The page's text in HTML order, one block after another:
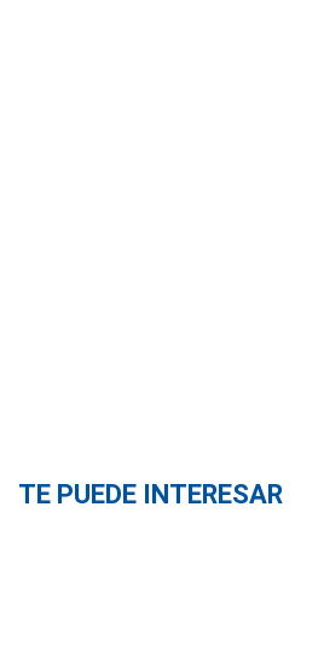
TE PUEDE INTERESAR